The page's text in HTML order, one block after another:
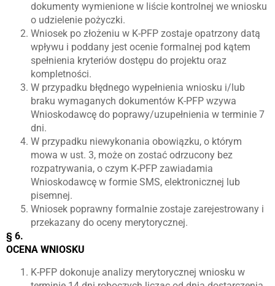
dokumenty wymienione w liście kontrolnej we wniosku
o udzielenie pożyczki.
Wniosek po złożeniu w K-PFP zostaje opatrzony datą
wpływu i poddany jest ocenie formalnej pod kątem
spełnienia kryteriów dostępu do projektu oraz
kompletności.
W przypadku błędnego wypełnienia wniosku i/lub
braku wymaganych dokumentów K-PFP wzywa
Wnioskodawcę do poprawy/uzupełnienia w terminie 7
dni.
W przypadku niewykonania obowiązku, o którym
mowa w ust. 3, może on zostać odrzucony bez
rozpatrywania, o czym K-PFP zawiadamia
Wnioskodawcę w formie SMS, elektronicznej lub
pisemnej.
Wniosek poprawny formalnie zostaje zarejestrowany i
przekazany do oceny merytorycznej.
§ 6.
OCENA WNIOSKU
K-PFP dokonuje analizy merytorycznej wniosku w